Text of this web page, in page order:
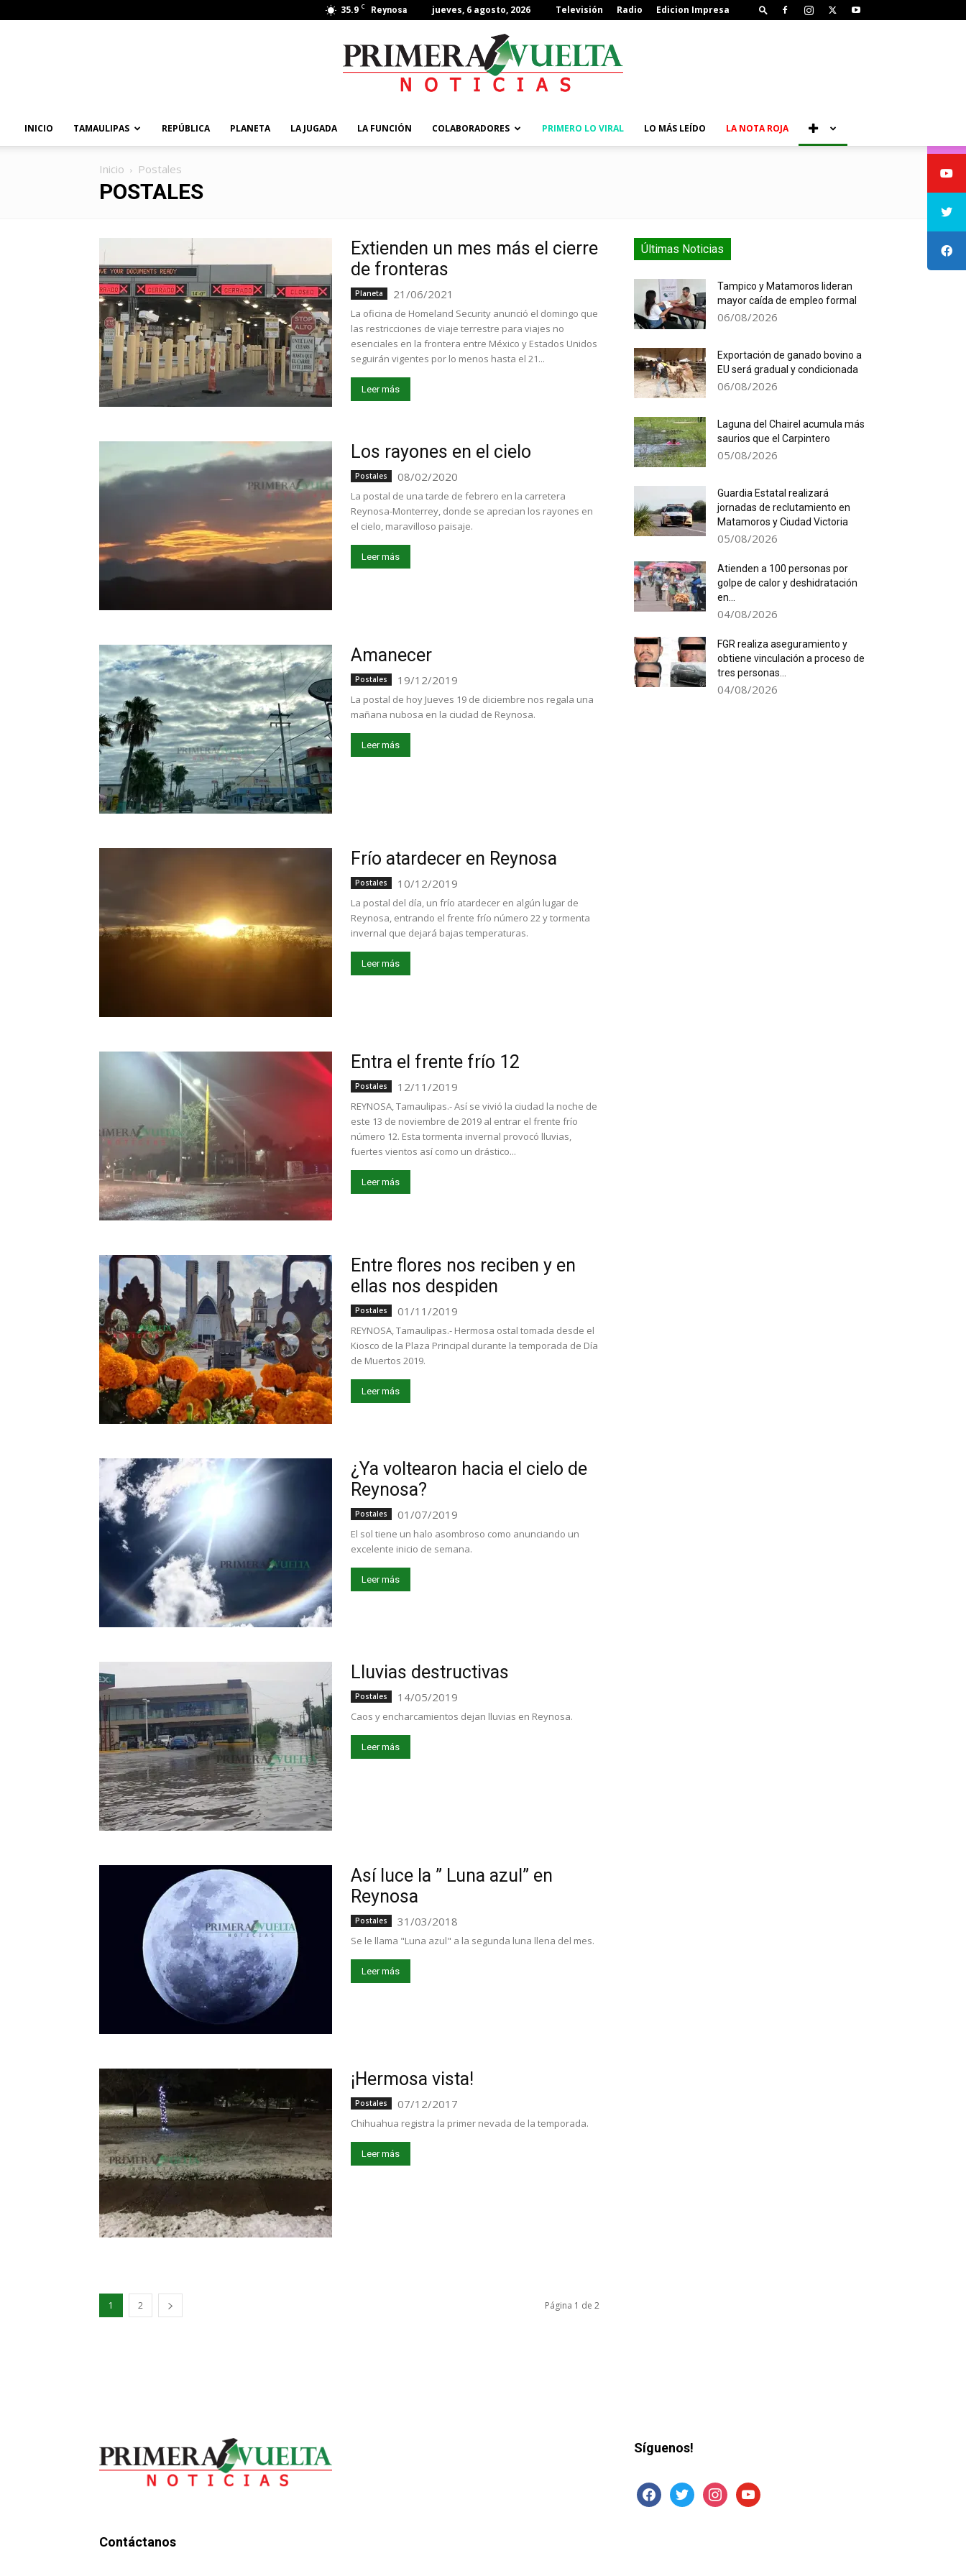
35.9 C Reynosa jueves, 6 agosto, 2026 Televisión Radio Edicion Impresa
INICIO TAMAULIPAS REPÚBLICA PLANETA LA JUGADA LA FUNCIÓN COLABORADORES PRIMERO LO VIRAL LO MÁS LEÍDO LA NOTA ROJA
Inicio Postales
POSTALES
Extienden un mes más el cierre
de fronteras
Planeta 21/06/2021
La oficina de Homeland Security anunció el domingo que
las restricciones de viaje terrestre para viajes no
esenciales en la frontera entre México y Estados Unidos
seguirán vigentes por lo menos hasta el 21...
Leer más
Los rayones en el cielo
Postales 08/02/2020
La postal de una tarde de febrero en la carretera
Reynosa-Monterrey, donde se aprecian los rayones en
el cielo, maravilloso paisaje.
Leer más
Amanecer
Postales 19/12/2019
La postal de hoy Jueves 19 de diciembre nos regala una
mañana nubosa en la ciudad de Reynosa.
Leer más
Frío atardecer en Reynosa
Postales 10/12/2019
La postal del día, un frío atardecer en algún lugar de
Reynosa, entrando el frente frío número 22 y tormenta
invernal que dejará bajas temperaturas.
Leer más
Entra el frente frío 12
Postales 12/11/2019
REYNOSA, Tamaulipas.- Así se vivió la ciudad la noche de
este 13 de noviembre de 2019 al entrar el frente frío
número 12. Esta tormenta invernal provocó lluvias,
fuertes vientos así como un drástico...
Leer más
Entre flores nos reciben y en
ellas nos despiden
Postales 01/11/2019
REYNOSA, Tamaulipas.- Hermosa ostal tomada desde el
Kiosco de la Plaza Principal durante la temporada de Día
de Muertos 2019.
Leer más
¿Ya voltearon hacia el cielo de
Reynosa?
Postales 01/07/2019
El sol tiene un halo asombroso como anunciando un
excelente inicio de semana.
Leer más
Lluvias destructivas
Postales 14/05/2019
Caos y encharcamientos dejan lluvias en Reynosa.
Leer más
Así luce la ” Luna azul” en
Reynosa
Postales 31/03/2018
Se le llama "Luna azul" a la segunda luna llena del mes.
Leer más
¡Hermosa vista!
Postales 07/12/2017
Chihuahua registra la primer nevada de la temporada.
Leer más
1 2 Página 1 de 2
Últimas Noticias
Tampico y Matamoros lideran
mayor caída de empleo formal
06/08/2026
Exportación de ganado bovino a
EU será gradual y condicionada
06/08/2026
Laguna del Chairel acumula más
saurios que el Carpintero
05/08/2026
Guardia Estatal realizará
jornadas de reclutamiento en
Matamoros y Ciudad Victoria
05/08/2026
Atienden a 100 personas por
golpe de calor y deshidratación
en...
04/08/2026
FGR realiza aseguramiento y
obtiene vinculación a proceso de
tres personas...
04/08/2026
Contáctanos
Síguenos!
facebooktwitter instagramyoutube